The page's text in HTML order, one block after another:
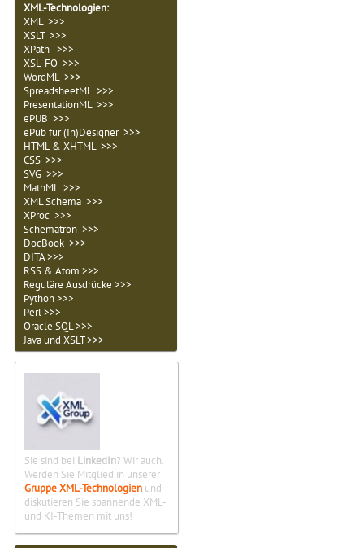
XML-Technologien:
XML >>>
XSLT >>>
XPath >>>
XSL-FO >>>
WordML >>>
SpreadsheetML >>>
PresentationML >>>
ePUB >>>
ePub für (In)Designer >>>
HTML & XHTML >>>
CSS >>>
SVG >>>
MathML >>>
XML Schema >>>
XProc >>>
Schematron >>>
DocBook >>>
DITA >>>
RSS & Atom >>>
Reguläre Ausdrücke >>>
Python >>>
Perl >>>
Oracle SQL >>>
Java und XSLT >>>
Sie sind bei LinkedIn? Wir auch.
Werden Sie Mitglied in unserer
Gruppe XML-Technologien und
diskutieren Sie spannende XML-
und KI-Themen mit uns!